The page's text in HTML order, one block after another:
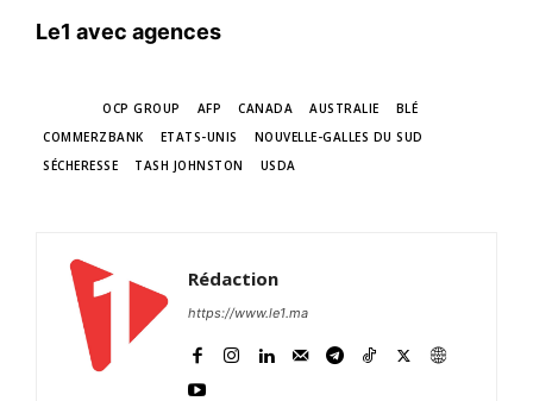
Le1 avec agences
OCP GROUP AFP CANADA AUSTRALIE
BLÉ
COMMERZBANK
ETATS-UNIS
NOUVELLE-GALLES DU SUD
SÉCHERESSE
TASH JOHNSTON USDA
Rédaction
https://www.le1.ma